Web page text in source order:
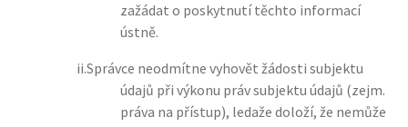
zažádat o poskytnutí těchto informací
ústně.
ii.Správce neodmítne vyhovět žádosti subjektu
údajů při výkonu práv subjektu údajů (zejm.
práva na přístup), ledaže doloží, že nemůže